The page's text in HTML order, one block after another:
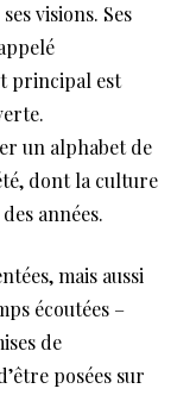
visions. Ses
principal est
un alphabet de
dont la culture
années.
mais aussi
écoutées –
de
posées sur